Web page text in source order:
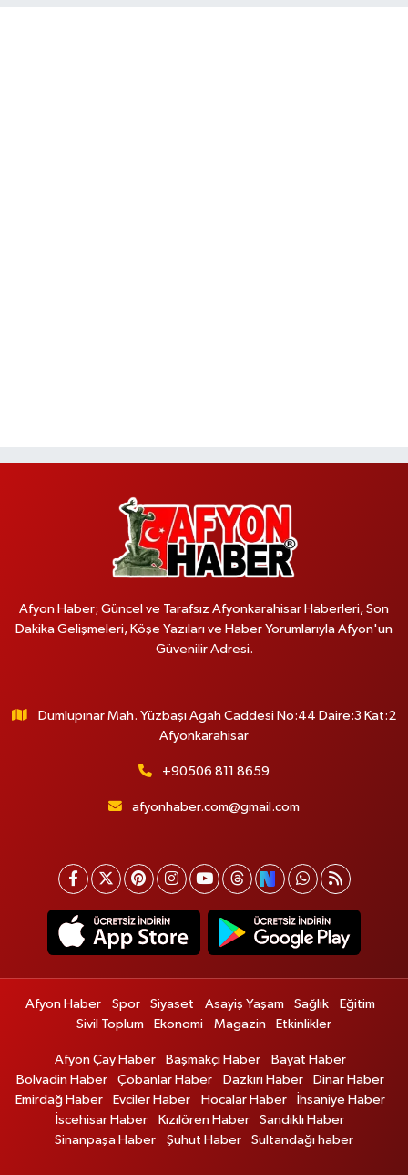
Afyon Haber; Güncel ve Tarafsız Afyonkarahisar Haberleri, Son
Dakika Gelişmeleri, Köşe Yazıları ve Haber Yorumlarıyla Afyon'un
Güvenilir Adresi.
Dumlupınar Mah. Yüzbaşı Agah Caddesi No:44 Daire:3 Kat:2
Afyonkarahisar
+90506 811 8659
afyonhaber.com@gmail.com
Afyon Haber Spor Siyaset Asayiş Yaşam Sağlık
Eğitim
Sivil Toplum
Ekonomi Magazin Etkinlikler
Afyon Çay Haber Başmakçı Haber
Bayat Haber
Bolvadin Haber
Çobanlar Haber Dazkırı Haber
Dinar Haber
Emirdağ Haber
Evciler Haber Hocalar Haber
İhsaniye Haber
İscehisar Haber
Kızılören Haber
Sandıklı Haber
Sinanpaşa Haber
Şuhut Haber Sultandağı haber